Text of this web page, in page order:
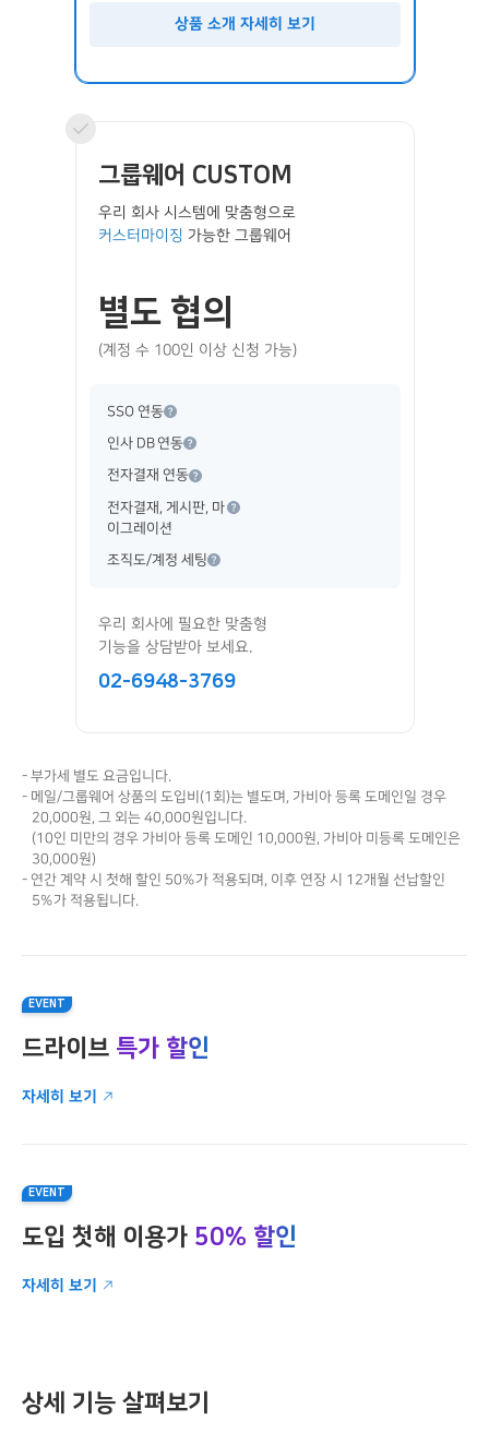
상품 소개 자세히 보기
그룹웨어 CUSTOM
우리 회사 시스템에 맞춤형으로
커스터마이징 가능한 그룹웨어
별도 협의
(계정 수 100인 이상 신청 가능)
SSO 연동
인사 DB 연동
전자결재 연동
전자결재, 게시판, 마
이그레이션
조직도/계정 세팅
우리 회사에 필요한 맞춤형
기능을 상담받아 보세요.
02-6948-3769
- 부가세 별도 요금입니다.
- 메일/그룹웨어 상품의 도입비(1회)는 별도며, 가비아 등록 도메인일 경우
20,000원, 그 외는 40,000원입니다.
(10인 미만의 경우 가비아 등록 도메인 10,000원, 가비아 미등록 도메인은
30,000원)
- 연간 계약 시 첫해 할인 50%가 적용되며, 이후 연장 시 12개월 선납할인
5%가 적용됩니다.
EVENT
드라이브 특가 할인
자세히 보기
EVENT
도입 첫해 이용가 50% 할인
자세히 보기
상세 기능 살펴보기